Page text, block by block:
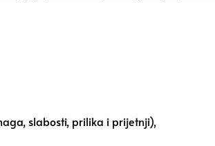
slabosti, prilika i prijetnji),